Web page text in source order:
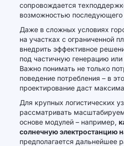
сопровождается
возможностью
Даже в сложных условиях
на участках с ограниченной
внедрить эффективное
под частичную генерацию
Важно понимать не только
поведение потребления – в
проектирование даст
Для крупных логистических
рассматривать
основе модулей – например,
солнечную электростанцию
предполагается дальнейшее